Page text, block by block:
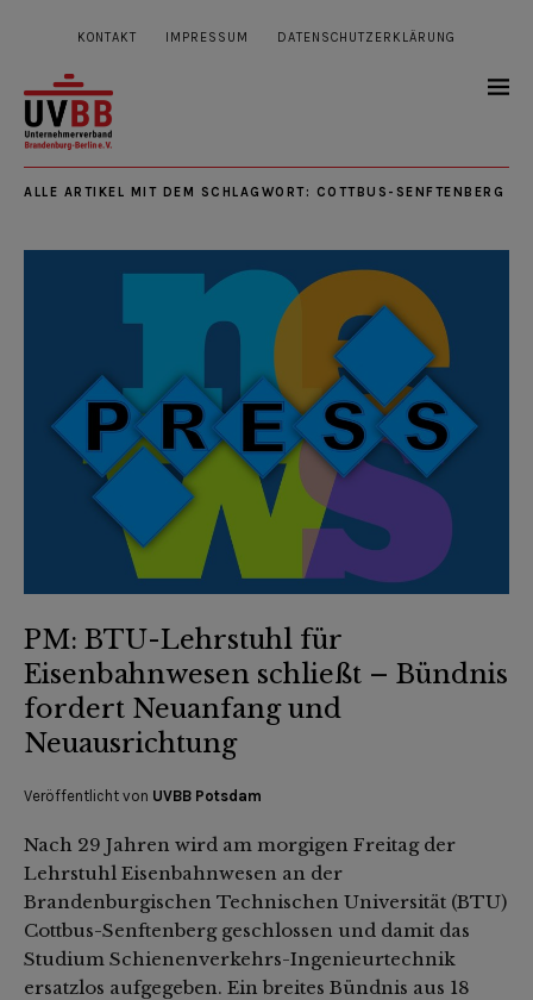
KONTAKT IMPRESSUM DATENSCHUTZERKLÄRUNG
ALLE ARTIKEL MIT DEM SCHLAGWORT: COTTBUS-SENFTENBERG
PM: BTU-Lehrstuhl für
Eisenbahnwesen schließt – Bündnis
fordert Neuanfang und
Neuausrichtung
Veröffentlicht von UVBB Potsdam
Nach 29 Jahren wird am morgigen Freitag der
Lehrstuhl Eisenbahnwesen an der
Brandenburgischen Technischen Universität (BTU)
Cottbus-Senftenberg geschlossen und damit das
Studium Schienenverkehrs-Ingenieurtechnik
ersatzlos aufgegeben. Ein breites Bündnis aus 18